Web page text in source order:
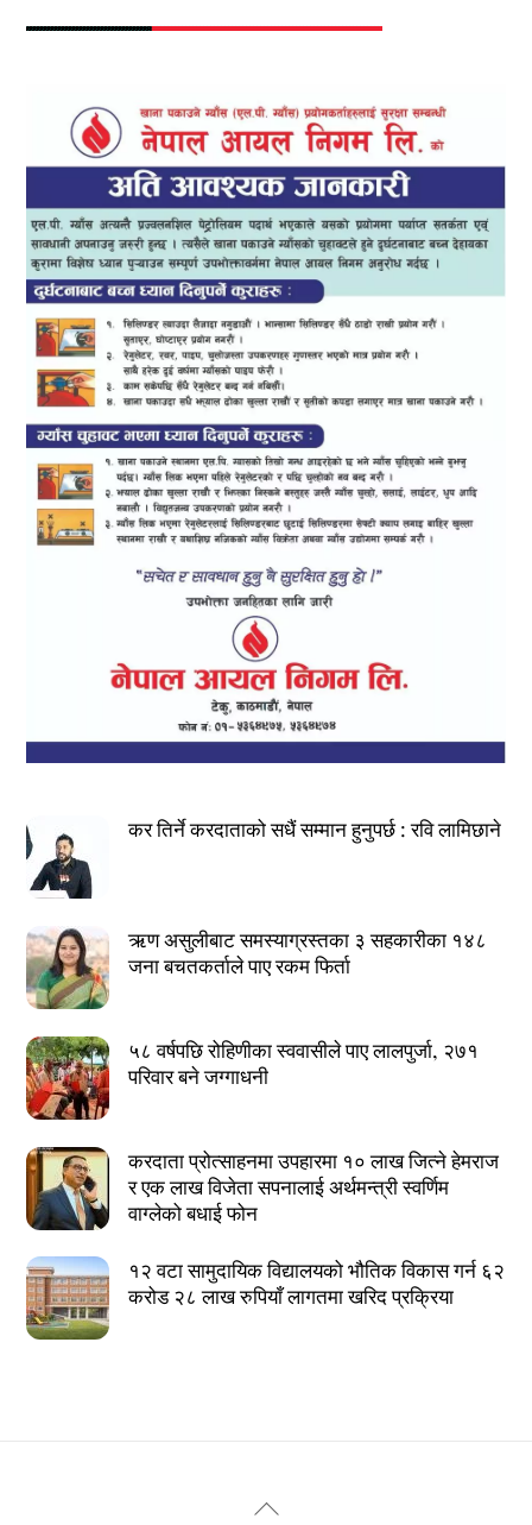
कर तिर्ने करदाताको सधैं सम्मान हुनुपर्छ : रवि लामिछाने
ऋण असुलीबाट समस्याग्रस्तका ३ सहकारीका १४८
जना बचतकर्ताले पाए रकम फिर्ता
५८ वर्षपछि रोहिणीका स्ववासीले पाए लालपुर्जा, २७१
परिवार बने जग्गाधनी
करदाता प्रोत्साहनमा उपहारमा १० लाख जित्ने हेमराज
र एक लाख विजेता सपनालाई अर्थमन्त्री स्वर्णिम
वाग्लेको बधाई फोन
१२ वटा सामुदायिक विद्यालयको भौतिक विकास गर्न ६२
करोड २८ लाख रुपियाँ लागतमा खरिद प्रक्रिया
Back